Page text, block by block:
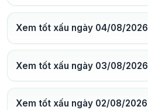
Xem tốt xấu ngày 04/08/2026
Xem tốt xấu ngày 03/08/2026
Xem tốt xấu ngày 02/08/2026